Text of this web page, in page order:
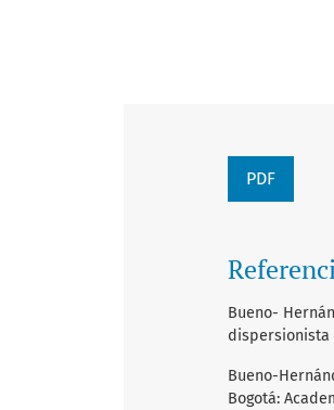
PDF
Bueno-
dispersionista
Bueno-
Bogotá: